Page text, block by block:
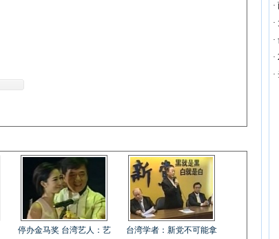
停办金马奖 台湾艺人：艺 台湾学者：新党不可能拿
·
·
·
·
·